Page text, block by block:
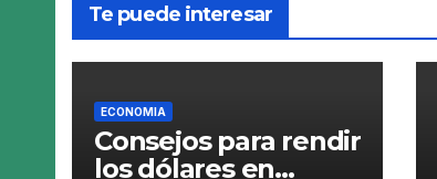
Te puede interesar
ECONOMIA
Consejos para rendir
los dólares en